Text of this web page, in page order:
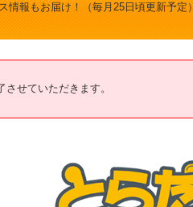
報もお届け！（毎月25日頃更新予定）
せていただきます。